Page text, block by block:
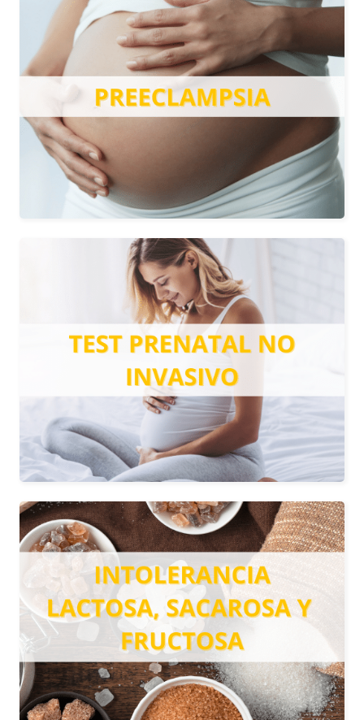
PREECLAMPSIA
Diagnóstico precoz de la preclampsia
(enfermedad asociada a la hipertensión
durante el embarazo), mediante un
sencillo test de sangre.
TEST PRENATAL NO
INVASIVO
Mediante una analítica de sangre
materna, podemos detectar las
principales alteraciones cromosómicas
del feto sin riesgo para el bebé ni para
la madre.
Más información
INTOLERANCIA A LA
LACTOSA, SACAROSA Y
FRUCTOSA
Son test individuales que ofrecen
información para tratar los síntomas
que pueden aparecer tras dichas
sustancias.
Más información